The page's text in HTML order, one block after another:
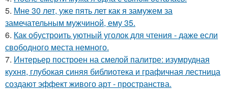
5. Мне 30 лет, уже пять лет как я замужем за
замечательным мужчиной, ему 35.
6. Как обустроить уютный уголок для чтения - даже если
свободного места немного.
7. Интерьер построен на смелой палитре: изумрудная
кухня, глубокая синяя библиотека и графичная лестница
создают эффект живого арт - пространства.